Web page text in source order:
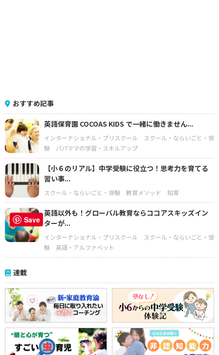
おすすめ記事
英語保育園 COCOAS KIDS で一緒に働きません...
インターナショナル・プリスクール
スクール・ならいごと・受
験
パパママの学習・スキルアップ
【小６のリアル】中学受験に役立つ！思考力を育てる
習い事...
スクール・ならいごと・受験 教育メソッド 知育
英語以外も！グローバル教育ならココアスキッズイン
ターが...
インターナショナル・プリスクール
スクール・ならいごと・受
験
英語・アルファベット
連載
Save